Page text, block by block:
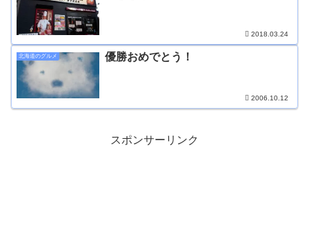
2018.03.24
北海道のグルメ 優勝おめでとう！
2006.10.12
スポンサーリンク